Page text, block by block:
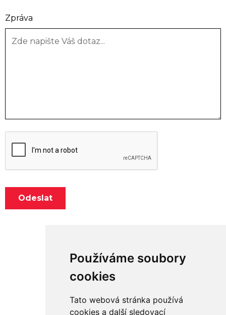
Používáme soubory
cookies
Tato webová stránka používá
cookies a další sledovací
Zpráva
Adresa: